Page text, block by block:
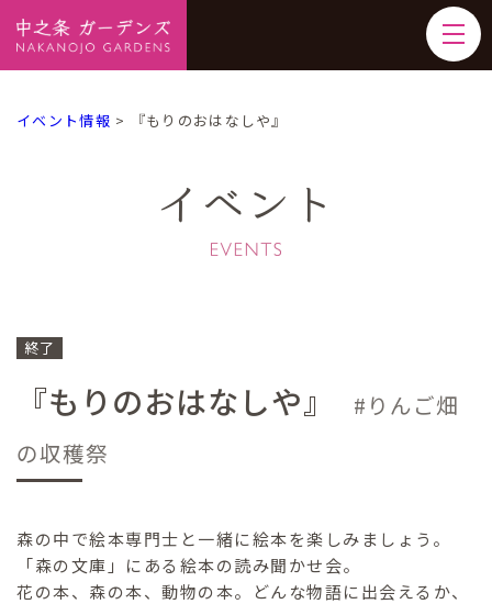
イベント情報 > 『もりのおはなしや』
イベント
終了
『もりのおはなしや』
りんご畑
の収穫祭
森の中で絵本専門士と一緒に絵本を楽しみましょう。
「森の文庫」にある絵本の読み聞かせ会。
花の本、森の本、動物の本。どんな物語に出会えるか、